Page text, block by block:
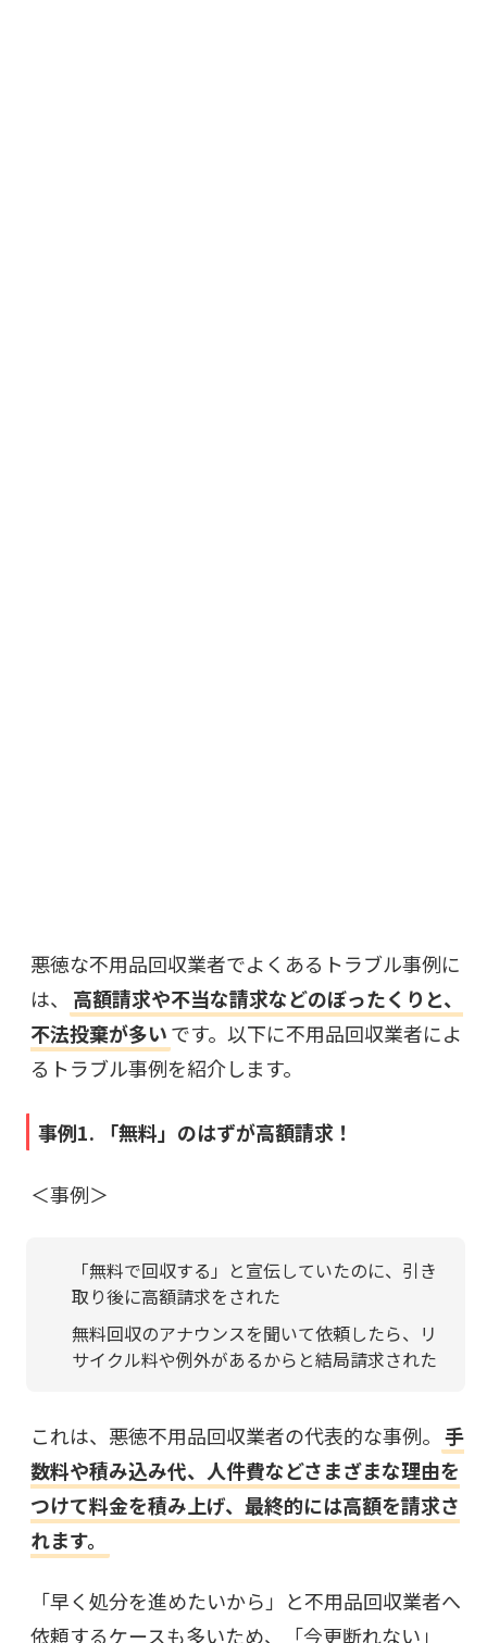
悪徳な不用品回収業者でよくあるトラブル事例に
は、
高額請求や不当な請求などのぼったくりと、
不法投棄が多いです。以下に不用品回収業者によ
るトラブル事例を紹介します。
事例1. 「無料」のはずが高額請求！
＜事例＞
「無料で回収する」と宣伝していたのに、引き
取り後に高額請求をされた
無料回収のアナウンスを聞いて依頼したら、リ
サイクル料や例外があるからと結局請求された
これは、悪徳不用品回収業者の代表的な事例。 手
数料や積み込み代、人件費などさまざまな理由を
つけて料金を積み上げ、最終的には高額を請求さ
れます。
「早く処分を進めたいから」と不用品回収業者へ
依頼するケースも多いため、「今更断れない」